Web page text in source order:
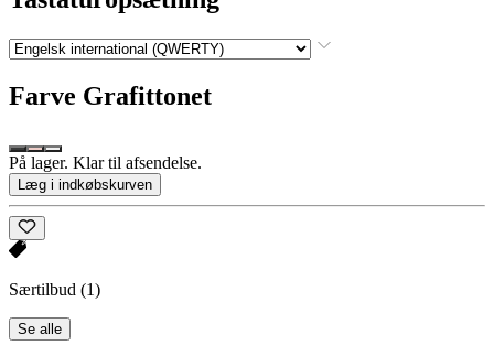
Farve Grafittonet
På lager. Klar til afsendelse.
Læg i indkøbskurven
Særtilbud (1)
Se alle